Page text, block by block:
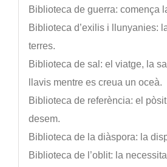
Biblioteca de guerra: comença
Biblioteca d’exilis i llunyanies:
terres.
Biblioteca de sal: el viatge, la
llavis mentre es creua un oceà.
Biblioteca de referència: el
desem.
Biblioteca de la diàspora: la
Biblioteca de l’oblit: la